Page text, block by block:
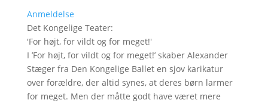
Anmeldelse
Det Kongelige Teater:
'For højt, for vildt og for meget!'
I ’For højt, for vildt og for meget!’ skaber Alexander
Stæger fra Den Kongelige Ballet en sjov karikatur
over forældre, der altid synes, at deres børn larmer
for meget. Men der måtte godt have været mere